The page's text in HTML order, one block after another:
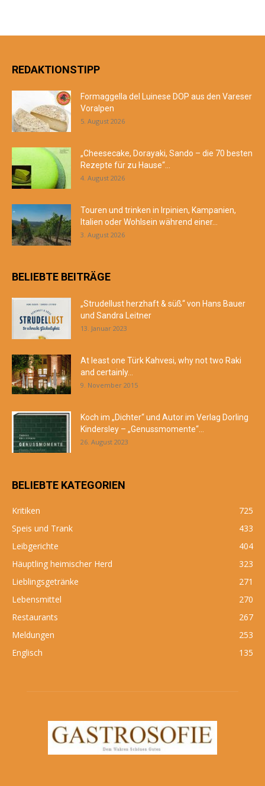
REDAKTIONSTIPP
Formaggella del Luinese DOP aus den Vareser
Voralpen
5. August 2026
„Cheesecake, Dorayaki, Sando – die 70 besten
Rezepte für zu Hause“...
4. August 2026
Touren und trinken in Irpinien, Kampanien,
Italien oder Wohlsein während einer...
3. August 2026
BELIEBTE BEITRÄGE
„Strudellust herzhaft & süß“ von Hans Bauer
und Sandra Leitner
13. Januar 2023
At least one Türk Kahvesi, why not two Raki
and certainly...
9. November 2015
Koch im „Dichter“ und Autor im Verlag Dorling
Kindersley – „Genussmomente“...
26. August 2023
BELIEBTE KATEGORIEN
Kritiken
725
Speis und Trank
433
Leibgerichte
404
Häuptling heimischer Herd
323
Lieblingsgetränke
271
Lebensmittel
270
Restaurants
267
Meldungen
253
Englisch
135